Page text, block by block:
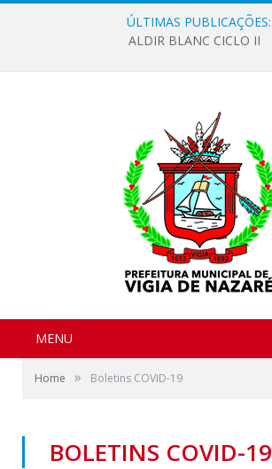
ÚLTIMAS PUBLICAÇÕES:
ALDIR BLANC CICLO II
MENU
Home » Boletins COVID-19
BOLETINS COVID-19